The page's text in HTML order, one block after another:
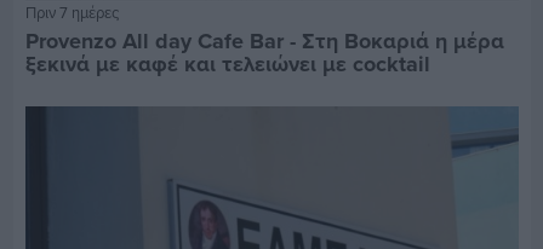
Πριν 7 ημέρες
Provenzo All day Cafe Bar - Στη Βοκαριά η μέρα
ξεκινά με καφέ και τελειώνει με cocktail